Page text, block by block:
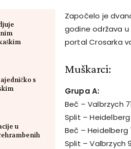
s
u
Započelo je
godine održava
portal Crosarka
Muškarci:
Grupa A:
Beč – Valbrzych
Split – Heidelberg
Beč – Heidelberg
Split – Valbrzych